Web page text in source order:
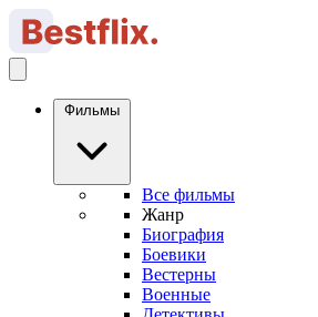
Фильмы
Все фильмы
Жанр
Биография
Боевики
Вестерны
Военные